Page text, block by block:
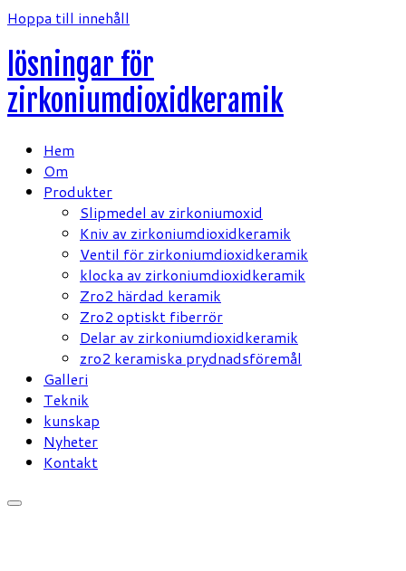
Hoppa till innehåll
lösningar för
zirkoniumdioxidkeramik
Hem
Om
Produkter
Slipmedel av zirkoniumoxid
Kniv av zirkoniumdioxidkeramik
Ventil för zirkoniumdioxidkeramik
klocka av zirkoniumdioxidkeramik
Zro2 härdad keramik
Zro2 optiskt fiberrör
Delar av zirkoniumdioxidkeramik
zro2 keramiska prydnadsföremål
Galleri
Teknik
kunskap
Nyheter
Kontakt